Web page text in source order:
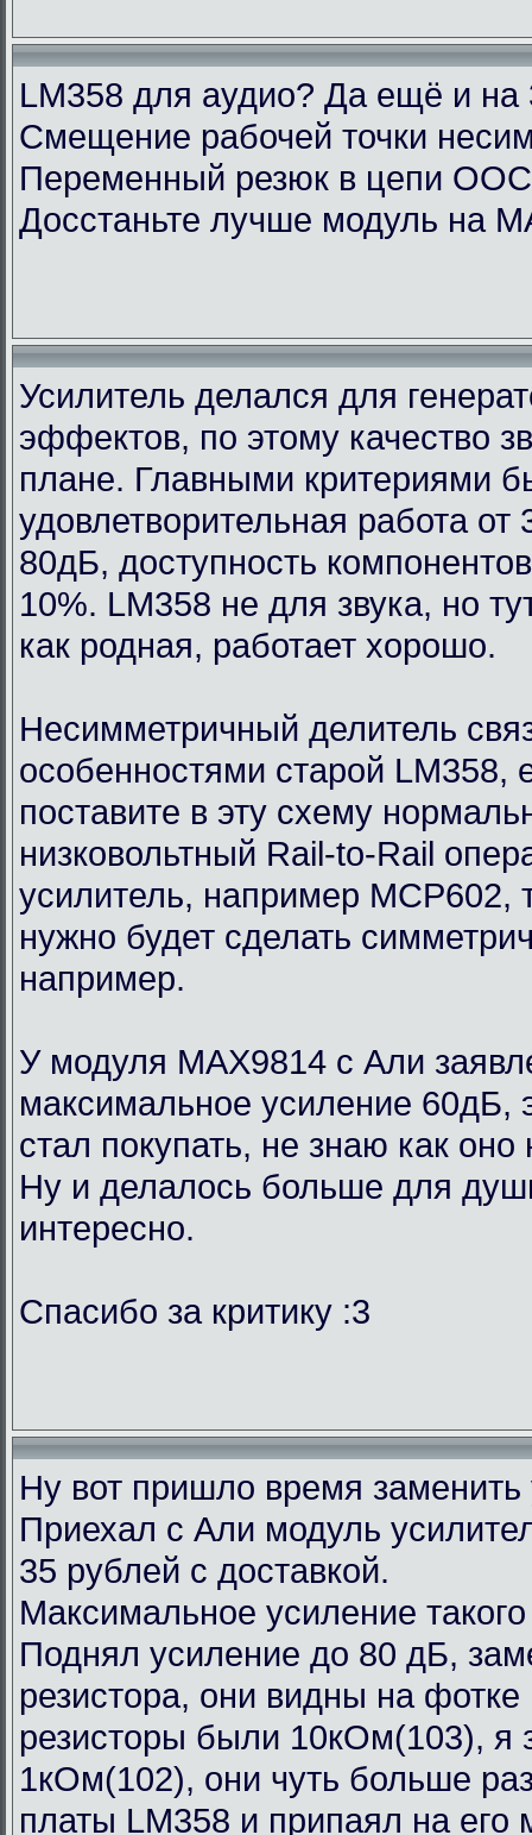
LM358 для аудио? Да ещё и на
Смещение рабочей точки
Переменный резюк в цепи
Досстаньте лучше модуль на
Усилитель делался для
эффектов, по этому качество
плане. Главными критериями
удовлетворительная работа
80дБ, доступность
10%. LM358 не для звука, но
как родная, работает хорошо.
Несимметричный делитель
особенностями старой LM358,
поставите в эту схему
низковольтный Rail-to-Rail
усилитель, например MCP602,
нужно будет сделать
например.
У модуля MAX9814 с Али
максимальное усиление 60дБ,
стал покупать, не знаю как
Ну и делалось больше для
интересно.
Спасибо за критику :3
Ну вот пришло время
Приехал с Али модуль
35 рублей с доставкой.
Максимальное усиление
Поднял усиление до 80 дБ,
резистора, они видны на
резисторы были 10кОм(103), я
1кОм(102), они чуть больше
платы LM358 и припаял на его